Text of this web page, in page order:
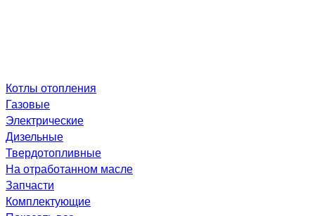
Котлы отопления
Газовые
Электрические
Дизельные
Твердотопливные
На отработанном масле
Запчасти
Комплектующие